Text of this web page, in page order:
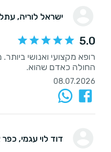
ישראל לוריה,
5.0
רופא מקצועי ואנושי
החולה כאדם שהוא.
08.07.2026
דוד לוי עגמי, כפר